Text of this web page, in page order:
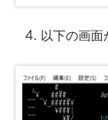
以下の画面